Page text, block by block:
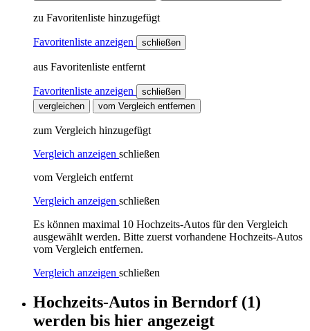
zu Favoritenliste hinzugefügt
Favoritenliste anzeigen schließen
aus Favoritenliste entfernt
Favoritenliste anzeigen
schließen
vergleichen
vom Vergleich entfernen
zum Vergleich hinzugefügt
Vergleich anzeigen schließen
vom Vergleich entfernt
Vergleich anzeigen schließen
Es können maximal 10 Hochzeits-Autos für den Vergleich
ausgewählt werden. Bitte zuerst vorhandene Hochzeits-Autos
vom Vergleich entfernen.
Vergleich anzeigen schließen
Hochzeits-Autos in Berndorf (1)
werden bis hier angezeigt